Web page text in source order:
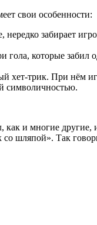
свои особенности:
забирает
гола, которые
хет-трик. При нём
символичностью.
и многие другие,
шляпой». Так